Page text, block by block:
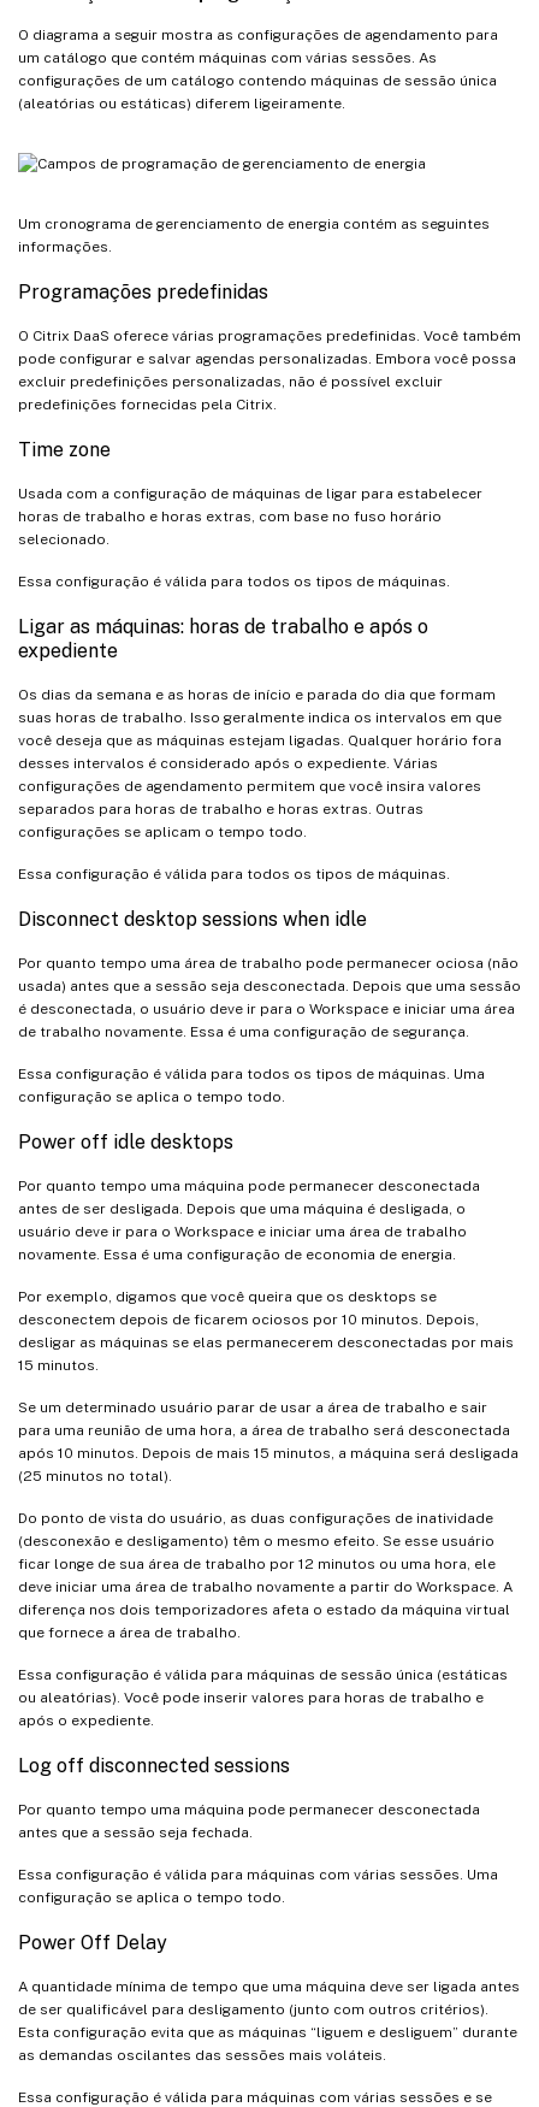
O diagrama a seguir mostra as configurações de agendamento para
um catálogo que contém máquinas com várias sessões. As
configurações de um catálogo contendo máquinas de sessão única
(aleatórias ou estáticas) diferem ligeiramente.
Um cronograma de gerenciamento de energia contém as seguintes
informações.
Programações predefinidas
O Citrix DaaS oferece várias programações predefinidas. Você também
pode configurar e salvar agendas personalizadas. Embora você possa
excluir predefinições personalizadas, não é possível excluir
predefinições fornecidas pela Citrix.
Time zone
Usada com a configuração de máquinas de ligar para estabelecer
horas de trabalho e horas extras, com base no fuso horário
selecionado.
Essa configuração é válida para todos os tipos de máquinas.
Ligar as máquinas: horas de trabalho e após o
expediente
Os dias da semana e as horas de início e parada do dia que formam
suas horas de trabalho. Isso geralmente indica os intervalos em que
você deseja que as máquinas estejam ligadas. Qualquer horário fora
desses intervalos é considerado após o expediente. Várias
configurações de agendamento permitem que você insira valores
separados para horas de trabalho e horas extras. Outras
configurações se aplicam o tempo todo.
Essa configuração é válida para todos os tipos de máquinas.
Disconnect desktop sessions when idle
Por quanto tempo uma área de trabalho pode permanecer ociosa (não
usada) antes que a sessão seja desconectada. Depois que uma sessão
é desconectada, o usuário deve ir para o Workspace e iniciar uma área
de trabalho novamente. Essa é uma configuração de segurança.
Essa configuração é válida para todos os tipos de máquinas. Uma
configuração se aplica o tempo todo.
Power off idle desktops
Por quanto tempo uma máquina pode permanecer desconectada
antes de ser desligada. Depois que uma máquina é desligada, o
usuário deve ir para o Workspace e iniciar uma área de trabalho
novamente. Essa é uma configuração de economia de energia.
Por exemplo, digamos que você queira que os desktops se
desconectem depois de ficarem ociosos por 10 minutos. Depois,
desligar as máquinas se elas permanecerem desconectadas por mais
15 minutos.
Se um determinado usuário parar de usar a área de trabalho e sair
para uma reunião de uma hora, a área de trabalho será desconectada
após 10 minutos. Depois de mais 15 minutos, a máquina será desligada
(25 minutos no total).
Do ponto de vista do usuário, as duas configurações de inatividade
(desconexão e desligamento) têm o mesmo efeito. Se esse usuário
ficar longe de sua área de trabalho por 12 minutos ou uma hora, ele
deve iniciar uma área de trabalho novamente a partir do Workspace. A
diferença nos dois temporizadores afeta o estado da máquina virtual
que fornece a área de trabalho.
Essa configuração é válida para máquinas de sessão única (estáticas
ou aleatórias). Você pode inserir valores para horas de trabalho e
após o expediente.
Log off disconnected sessions
Por quanto tempo uma máquina pode permanecer desconectada
antes que a sessão seja fechada.
Essa configuração é válida para máquinas com várias sessões. Uma
configuração se aplica o tempo todo.
Power Off Delay
A quantidade mínima de tempo que uma máquina deve ser ligada antes
de ser qualificável para desligamento (junto com outros critérios).
Esta configuração evita que as máquinas “liguem e desliguem” durante
as demandas oscilantes das sessões mais voláteis.
Essa configuração é válida para máquinas com várias sessões e se